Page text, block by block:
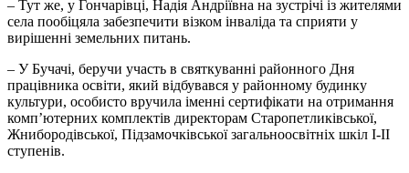
– Тут же, у Гончарівці, Надія Андріївна на зустрічі із жителями
села пообіцяла забезпечити візком інваліда та сприяти у
вирішенні земельних питань.
– У Бучачі, беручи участь в святкуванні районного Дня
працівника освіти, який відбувався у районному будинку
культури, особисто вручила іменні сертифікати на отримання
комп’ютерних комплектів директорам Старопетликівської,
Жнибородівської, Підзамочківської загальноосвітніх шкіл І-ІІ
ступенів.